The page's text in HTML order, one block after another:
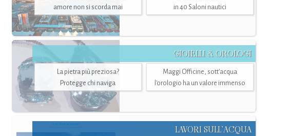
amore non si scorda mai
in 40 Saloni nautici
GIOIELLI & OROLOGI
La pietra più preziosa?
Protegge chi naviga
Maggi Officine, sott’acqua
l'orologio ha un valore immenso
LAVORI SULL’ACQUA